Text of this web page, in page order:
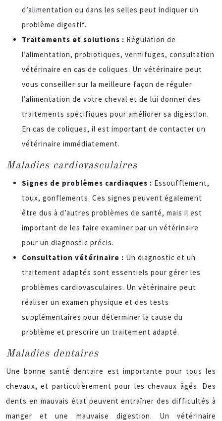
d’alimentation ou dans les selles peut indiquer un
problème digestif.
Traitements et solutions : Régulation de
l’alimentation, probiotiques, vermifuges, consultation
vétérinaire en cas de coliques. Un vétérinaire peut
vous conseiller sur la meilleure façon de réguler
l’alimentation de votre cheval et de lui donner des
traitements spécifiques pour améliorer sa digestion.
En cas de coliques, il est important de contacter un
vétérinaire immédiatement.
Maladies cardiovasculaires
Signes de problèmes cardiaques : Essoufflement,
toux, gonflements. Ces signes peuvent également
être dus à d’autres problèmes de santé, mais il est
important de les faire examiner par un vétérinaire
pour un diagnostic précis.
Consultation vétérinaire : Un diagnostic et un
traitement adaptés sont essentiels pour gérer les
problèmes cardiovasculaires. Un vétérinaire peut
réaliser un examen physique et des tests
supplémentaires pour déterminer la cause du
problème et prescrire un traitement adapté.
Maladies dentaires
Une bonne santé dentaire est importante pour tous les
chevaux, et particulièrement pour les chevaux âgés. Des
dents en mauvais état peuvent entraîner des difficultés à
manger et une mauvaise digestion. Un vétérinaire